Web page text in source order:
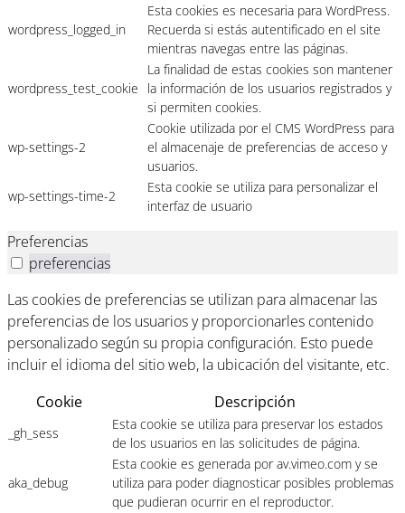
wordpress_logged_in
Esta cookies es necesaria para WordPress.
Recuerda si estás autentificado en el site
mientras navegas entre las páginas.
wordpress_test_cookie
La finalidad de estas cookies son mantener
la información de los usuarios registrados y
si permiten cookies.
wp-settings-2
Cookie utilizada por el CMS WordPress para
el almacenaje de preferencias de acceso y
usuarios.
wp-settings-time-2
Esta cookie se utiliza para personalizar el
interfaz de usuario
Preferencias
preferencias
Las cookies de preferencias se utilizan para almacenar las
preferencias de los usuarios y proporcionarles contenido
personalizado según su propia configuración. Esto puede
incluir el idioma del sitio web, la ubicación del visitante, etc.
Cookie
Descripción
_gh_sess
Esta cookie se utiliza para preservar los estados
de los usuarios en las solicitudes de página.
aka_debug
Esta cookie es generada por av.vimeo.com y se
utiliza para poder diagnosticar posibles problemas
que pudieran ocurrir en el reproductor.